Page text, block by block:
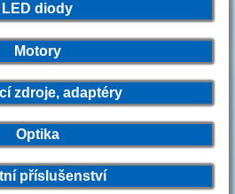
diody
Motory
zdroje, adaptéry
Optika
příslušenství